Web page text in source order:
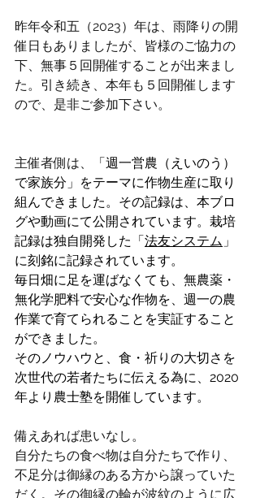
昨年令和五（2023）年は、雨降りの開
催日もありましたが、皆様のご協力の
下、無事５回開催することが出来まし
た。引き続き、本年も５回開催します
ので、是非ご参加下さい。
主催者側は、
「週一営農（えいのう）
で家族分」をテーマに作物生産に取り
組んできました。その記録は、本ブロ
グや動画にて公開されています。栽培
記録は独自開発した「法友システム 」
に刻銘に記録されています。
毎日畑に足を運ばなくても、無農薬・
無化学肥料で安心な作物を、週一の農
作業で育てられることを実証すること
ができました。
そのノウハウと、食・祈りの大切さを
次世代の若者たちに伝える為に、2020
年より農士塾を開催しています。
備えあれば患いなし。
自分たちの食べ物は自分たちで作り、
不足分は御縁のある方から譲っていた
だく。その御縁の輪が波紋のように広